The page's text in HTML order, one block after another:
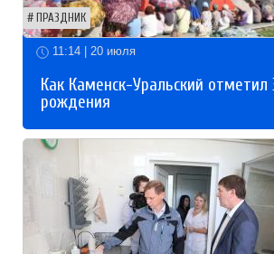
ПРАЗДНИК
11:14 | 20 июля
Как Каменск-Уральский отметил
рождения